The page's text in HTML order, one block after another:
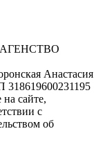
АГЕНСТВО
Анастасия
сайте,
с
об